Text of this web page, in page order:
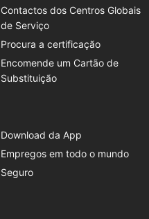
Contactos dos Centros Globais
de Serviço
Procura a certificação
Encomende um Cartão de
Substituição
Download da App
Empregos em todo o mundo
Seguro